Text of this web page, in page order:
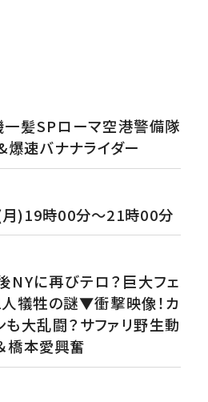
髪SPローマ空港警備隊
速バナナライダー
)19時00分～21時00分
に再びテロ？巨大フェ
犠牲の謎▼衝撃映像！カ
大乱闘？サファリ野生動
橋本愛興奮